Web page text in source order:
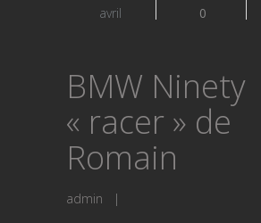
avril 0
BMW Ninety
« racer » de
Romain
admin |